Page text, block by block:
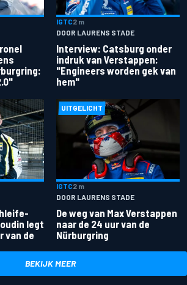
IGTC2 m
DOOR LAURENS STADE
Interview: Catsburg onder
indruk van Verstappen:
"Engineers worden gek van
hem"
legt
van de
UITGELICHT
IGTC2 m
DOOR LAURENS STADE
De weg van Max Verstappen
naar de 24 uur van de
Nürburgring
BEKIJK MEER